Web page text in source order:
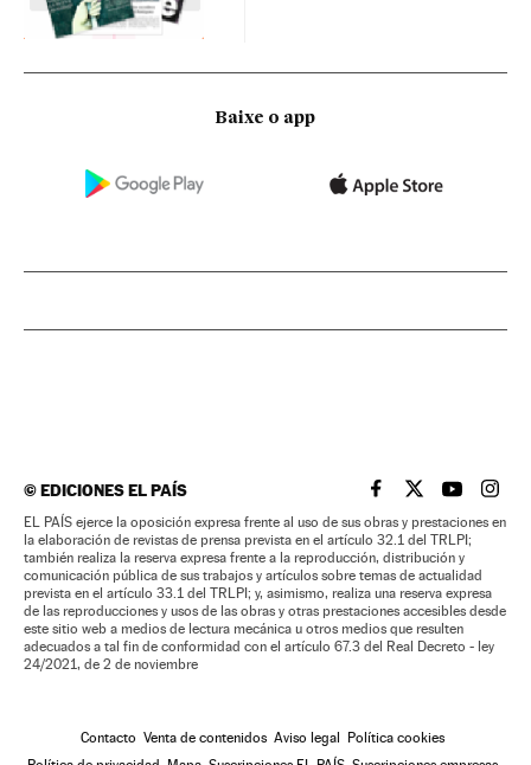
Baixe o app
©EDICIONES EL PAÍS EL PAÍS BRASIL EN
EL PAÍSEL PAÍS
EL
EL PAÍS ejerce la oposición expresa frente al uso de sus obras y prestaciones en
la elaboración de revistas de prensa prevista en el artículo 32.1 del TRLPI;
también realiza la reserva expresa frente a la reproducción, distribución y
comunicación pública de sus trabajos y artículos sobre temas de actualidad
prevista en el artículo 33.1 del TRLPI; y, asimismo, realiza una reserva expresa
de las reproducciones y usos de las obras y otras prestaciones accesibles desde
este sitio web a medios de lectura mecánica u otros medios que resulten
adecuados a tal fin de conformidad con el artículo 67.3 del Real Decreto - ley
24/2021, de 2 de noviembre
Contacto Venta de contenidos Aviso legal Política cookies